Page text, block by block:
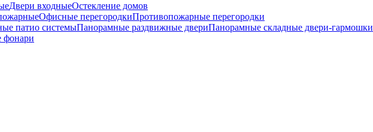
Двери входныеОстекление домов
Офисные перегородкиПротивопожарные перегородки
патио системыПанорамные раздвижные двериПанорамные складные двери-гармошки
фонари